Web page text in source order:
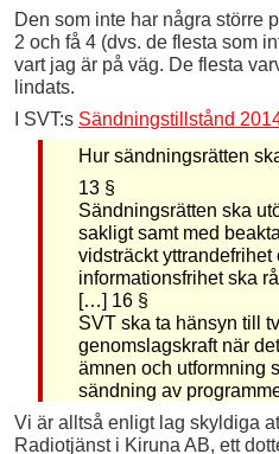
Den som inte har några större
2 och få 4 (dvs. de flesta som
vart jag är på väg. De flesta
lindats.
I SVT:s Sändningstillstånd
Hur sändningsrätten
13 §
Sändningsrätten ska
sakligt samt med
vidsträckt yttrandefrihet
informationsfrihet ska
[…] 16 §
SVT ska ta hänsyn till
genomslagskraft när
ämnen och utformning
sändning av
Vi är alltså enligt lag skyldiga
Radiotjänst i Kiruna AB, ett